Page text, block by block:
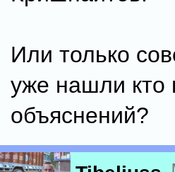
Или только
уже нашли кто
объяснений?